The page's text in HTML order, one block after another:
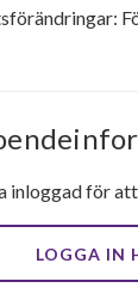
inloggad för
LOGGA IN